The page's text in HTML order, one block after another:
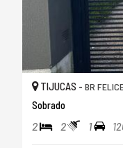
TIJUCAS - BR
Sobrado
2 2 1